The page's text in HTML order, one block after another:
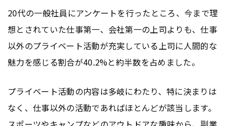
20代の一般社員にアンケートを行ったところ、今まで理
想とされていた仕事第一、会社第一の上司よりも、仕事
以外のプライベート活動が充実している上司に人間的な
魅力を感じる割合が40.2%と約半数を占めました。
プライベート活動の内容は多岐にわたり、特に決まりは
なく、仕事以外の活動であればほとんどが該当します。